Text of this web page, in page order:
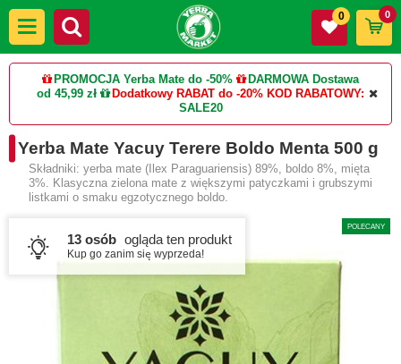
PROMOCJA Yerba Mate do -50%
DARMOWA Dostawa
od 45,99 zł
Dodatkowy RABAT do -20% KOD RABATOWY:
SALE20
0 0
Yerba Mate Yacuy Terere Boldo Menta 500 g
Składniki: yerba mate (Ilex Paraguariensis) 89%, boldo 8%, mięta
3%. Klasyczna zielona mate z większymi patyczkami i grubszymi
listkami o smaku egzotycznego boldo.
POLECANY
13 osób ogląda ten produkt
Kup go zanim się wyprzeda!